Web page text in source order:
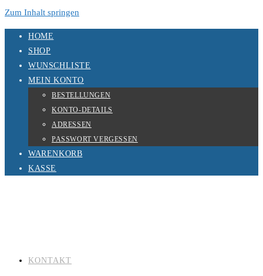
Zum Inhalt springen
HOME
SHOP
WUNSCHLISTE
MEIN KONTO
BESTELLUNGEN
KONTO-DETAILS
ADRESSEN
PASSWORT VERGESSEN
WARENKORB
KASSE
KONTAKT